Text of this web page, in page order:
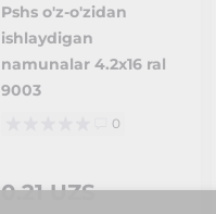
Pshs o'z-o'zidan
ishlaydigan
namunalar 4.2x16 ral
9003
0
0.21 UZS